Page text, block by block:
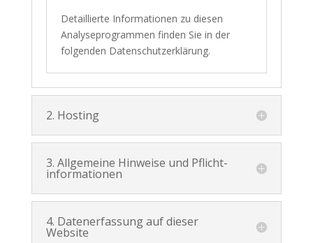
Detaillierte Informationen zu diesen
Analyseprogrammen finden Sie in der
folgenden Datenschutzerklärung.
2. Hosting
3. Allgemeine Hinweise und Pflicht­
informationen
4. Datenerfassung auf dieser
Website